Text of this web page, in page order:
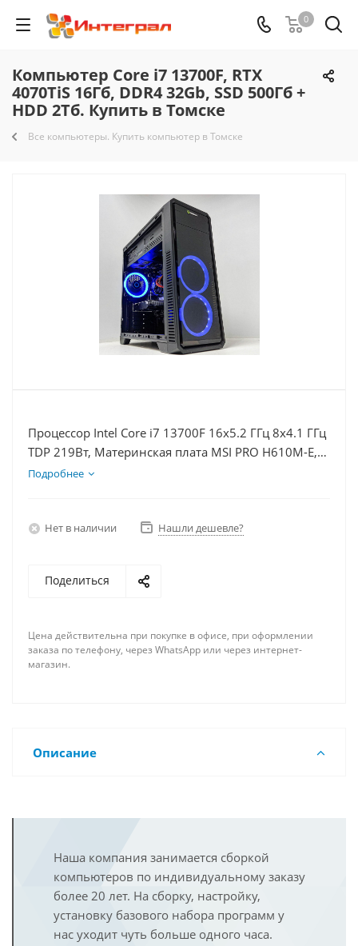
0
Компьютер Core i7 13700F, RTX
4070TiS 16Гб, DDR4 32Gb, SSD 500Гб +
HDD 2Тб. Купить в Томске
Все компьютеры. Купить компьютер в Томске
Процессор Intel Core i7 13700F 16x5.2 ГГц 8x4.1 ГГц
TDP 219Вт, Материнская плата MSI PRO H610M-E,
Видеокарта RTX 4070TiS 16Гб, Память DDR4 32Gb,
Подробнее
Нет в наличии Нашли дешевле?
Поделиться
Цена действительна при покупке в офисе, при оформлении
заказа по телефону, через WhatsApp или через интернет-
магазин.
Описание
Наша компания занимается сборкой
компьютеров по индивидуальному заказу
более 20 лет. На сборку, настройку,
установку базового набора программ у
нас уходит чуть больше одного часа.